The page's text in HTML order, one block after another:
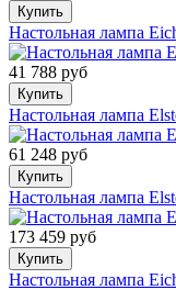
Купить
Настольная лампа
41 788 руб
Купить
Настольная лампа
61 248 руб
Купить
Настольная лампа
173 459 руб
Купить
Настольная лампа